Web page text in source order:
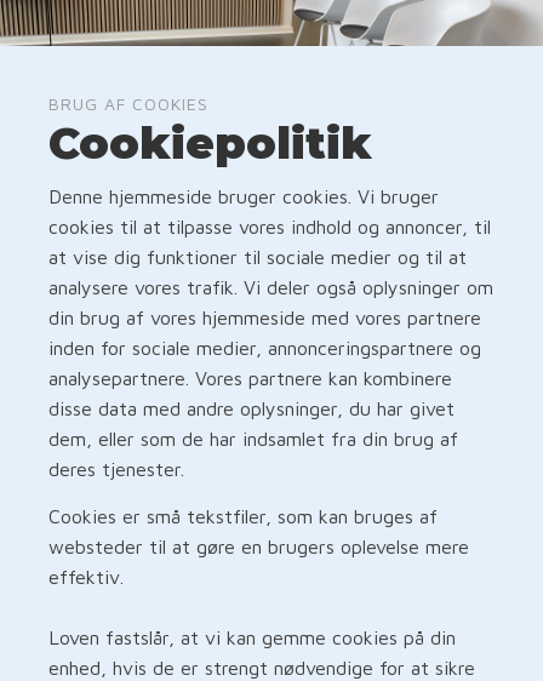
BRUG AF COOKIES
Cookiepolitik
Denne hjemmeside bruger cookies. Vi bruger
cookies til at tilpasse vores indhold og annoncer, til
at vise dig funktioner til sociale medier og til at
analysere vores trafik. Vi deler også oplysninger om
din brug af vores hjemmeside med vores partnere
inden for sociale medier, annonceringspartnere og
analysepartnere. Vores partnere kan kombinere
disse data med andre oplysninger, du har givet
dem, eller som de har indsamlet fra din brug af
deres tjenester.
Cookies er små tekstfiler, som kan bruges af
websteder til at gøre en brugers oplevelse mere
effektiv.
Loven fastslår, at vi kan gemme cookies på din
enhed, hvis de er strengt nødvendige for at sikre